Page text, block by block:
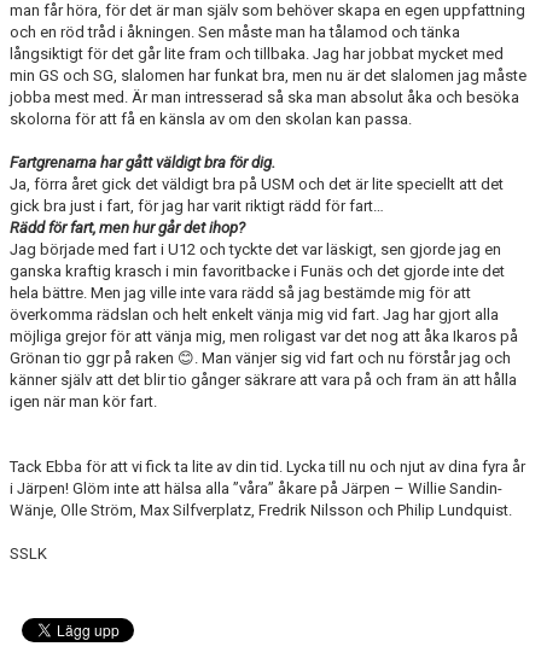
man får höra, för det är man själv som behöver skapa en egen uppfattning
och en röd tråd i åkningen. Sen måste man ha tålamod och tänka
långsiktigt för det går lite fram och tillbaka. Jag har jobbat mycket med
min GS och SG, slalomen har funkat bra, men nu är det slalomen jag måste
jobba mest med. Är man intresserad så ska man absolut åka och besöka
skolorna för att få en känsla av om den skolan kan passa.
Fartgrenarna har gått väldigt bra för dig.
Ja, förra året gick det väldigt bra på USM och det är lite speciellt att det
gick bra just i fart, för jag har varit riktigt rädd för fart…
Rädd för fart, men hur går det ihop?
Jag började med fart i U12 och tyckte det var läskigt, sen gjorde jag en
ganska kraftig krasch i min favoritbacke i Funäs och det gjorde inte det
hela bättre. Men jag ville inte vara rädd så jag bestämde mig för att
överkomma rädslan och helt enkelt vänja mig vid fart. Jag har gjort alla
möjliga grejor för att vänja mig, men roligast var det nog att åka Ikaros på
Grönan tio ggr på raken 😊. Man vänjer sig vid fart och nu förstår jag och
känner själv att det blir tio gånger säkrare att vara på och fram än att hålla
igen när man kör fart.
Tack Ebba för att vi fick ta lite av din tid. Lycka till nu och njut av dina fyra år
i Järpen! Glöm inte att hälsa alla ”våra” åkare på Järpen – Willie Sandin-
Wänje, Olle Ström, Max Silfverplatz, Fredrik Nilsson och Philip Lundquist.
SSLK